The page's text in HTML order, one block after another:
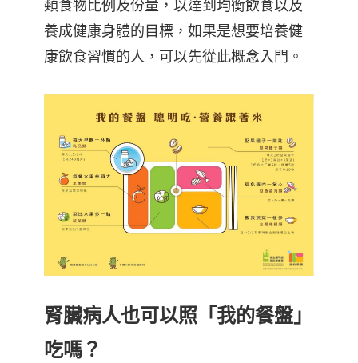
類食物比例及份量，以達到均衡飲食以及
養成健康身體的目標，如果是想要培養健
康飲食習慣的人，可以先從此概念入門。
腎臟病人也可以照「我的餐盤」
吃嗎？